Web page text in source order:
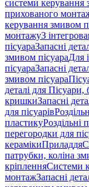
системи керування
прихованого
керування змивом
монтажуЗ
пісуараЗапасні
змивом пісуараДля
пісуараЗапасні
змивом пісуара
деталі для
кришкиЗапасні
для пісуарів
пластикуРоздільні
перегородки для
керамікиПриладдя
патрубки, коліна
кріпленняСистеми
монтажЗапасні